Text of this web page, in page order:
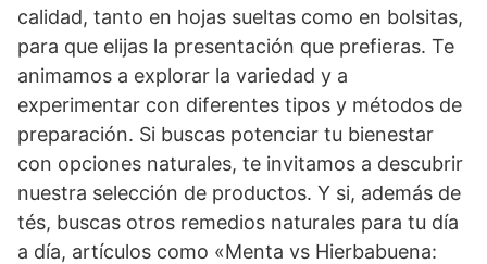
calidad, tanto en hojas sueltas como en bolsitas,
para que elijas la presentación que prefieras. Te
animamos a explorar la variedad y a
experimentar con diferentes tipos y métodos de
preparación. Si buscas potenciar tu bienestar
con opciones naturales, te invitamos a descubrir
nuestra selección de productos. Y si, además de
tés, buscas otros remedios naturales para tu día
a día, artículos como «Menta vs Hierbabuena: